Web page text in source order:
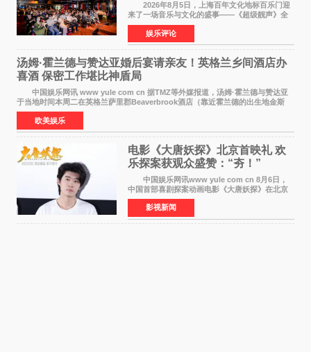
2026年8月5日，上海百年文化地标百乐门迎
来了一场音乐与文化的盛事——《超级靓声》全
国励志音乐公益节目上海唱区新闻发布会暨启动
仪式在此隆重举行。各界领导、嘉宾与媒体朋友
齐聚一堂，共同
娱乐评论
汤姆·霍兰德与赞达亚婚后宴请亲友！英格兰乡间酒店办
喜酒 保密工作堪比神盾局
中国娱乐网讯 www yule com cn 据TMZ等外媒报道，汤姆·霍兰德与赞达亚
于当地时间本周二在英格兰萨里郡Beaverbrook酒店（靠近霍兰德的出生地金斯
顿）举办婚宴，邀请家人与朋友们喝喜酒，庆祝
欧美娱乐
电影《大唐妖探》北京首映礼 欢
乐探案获观众盛赞：“夯！”
中国娱乐网讯www yule com cn 8月6日，
中国首部喜剧探案动画电影《大唐妖探》在北京
举办电影首映礼。导演程腾、联合导演黄珉、总
制片人曹紫建、制片人李莹莹，配音导演张喆，
对白指导程寅，领
影视新闻